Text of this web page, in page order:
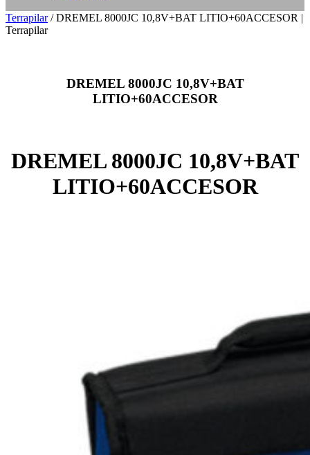
Terrapilar/DREMEL 8000JC 10,8V+BAT LITIO+60ACCESOR |
Terrapilar
DREMEL 8000JC 10,8V+BAT
LITIO+60ACCESOR
DREMEL 8000JC 10,8V+BAT
LITIO+60ACCESOR